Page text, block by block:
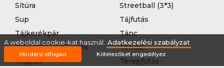
Sítúra
Streetball (3*3)
Sup
Tájfutás
Tájkerékpár
Tánc
Teljesítménytúrázás
Tenisz
Teqball
Terepfutás
A weboldal cookie-kat használ. Adatkezelési szabályzat
Mindent elfogad Kötelezőket engedélyez